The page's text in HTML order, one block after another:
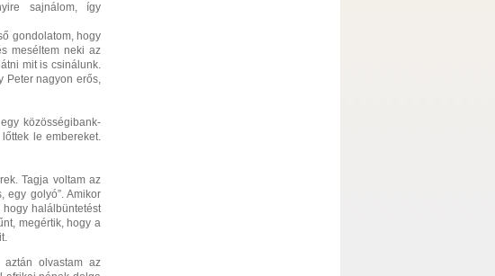
sajnálom, így
gondolatom, hogy
meséltem neki az
mit is csinálunk.
Peter nagyon erős,
közösségibank-
le embereket.
Tagja voltam az
egy golyó”. Amikor
halálbüntetést
megértik, hogy a
aztán olvastam az